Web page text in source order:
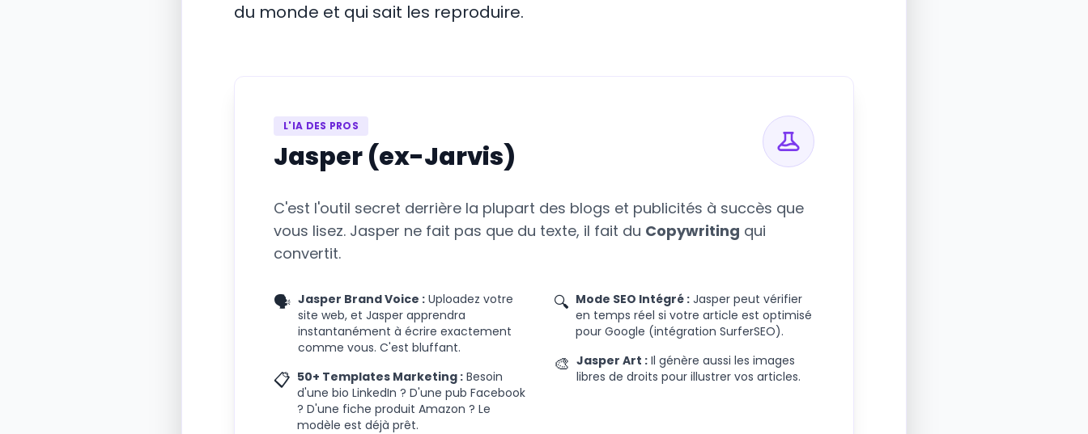
du monde et qui sait les reproduire.
L'IA DES PROS
Jasper (ex-Jarvis)
C'est l'outil secret derrière la plupart des blogs et publicités à succès que
vous lisez. Jasper ne fait pas que du texte, il fait du Copywriting qui
convertit.
🗣️ Jasper Brand Voice : Uploadez votre
site web, et Jasper apprendra
instantanément à écrire exactement
comme vous. C'est bluffant.
📋 50+ Templates Marketing : Besoin
d'une bio LinkedIn ? D'une pub Facebook
? D'une fiche produit Amazon ? Le
modèle est déjà prêt.
🔍 Mode SEO Intégré : Jasper peut vérifier
en temps réel si votre article est optimisé
pour Google (intégration SurferSEO).
🎨 Jasper Art : Il génère aussi les images
libres de droits pour illustrer vos articles.